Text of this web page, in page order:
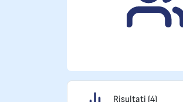
Risultati (4)